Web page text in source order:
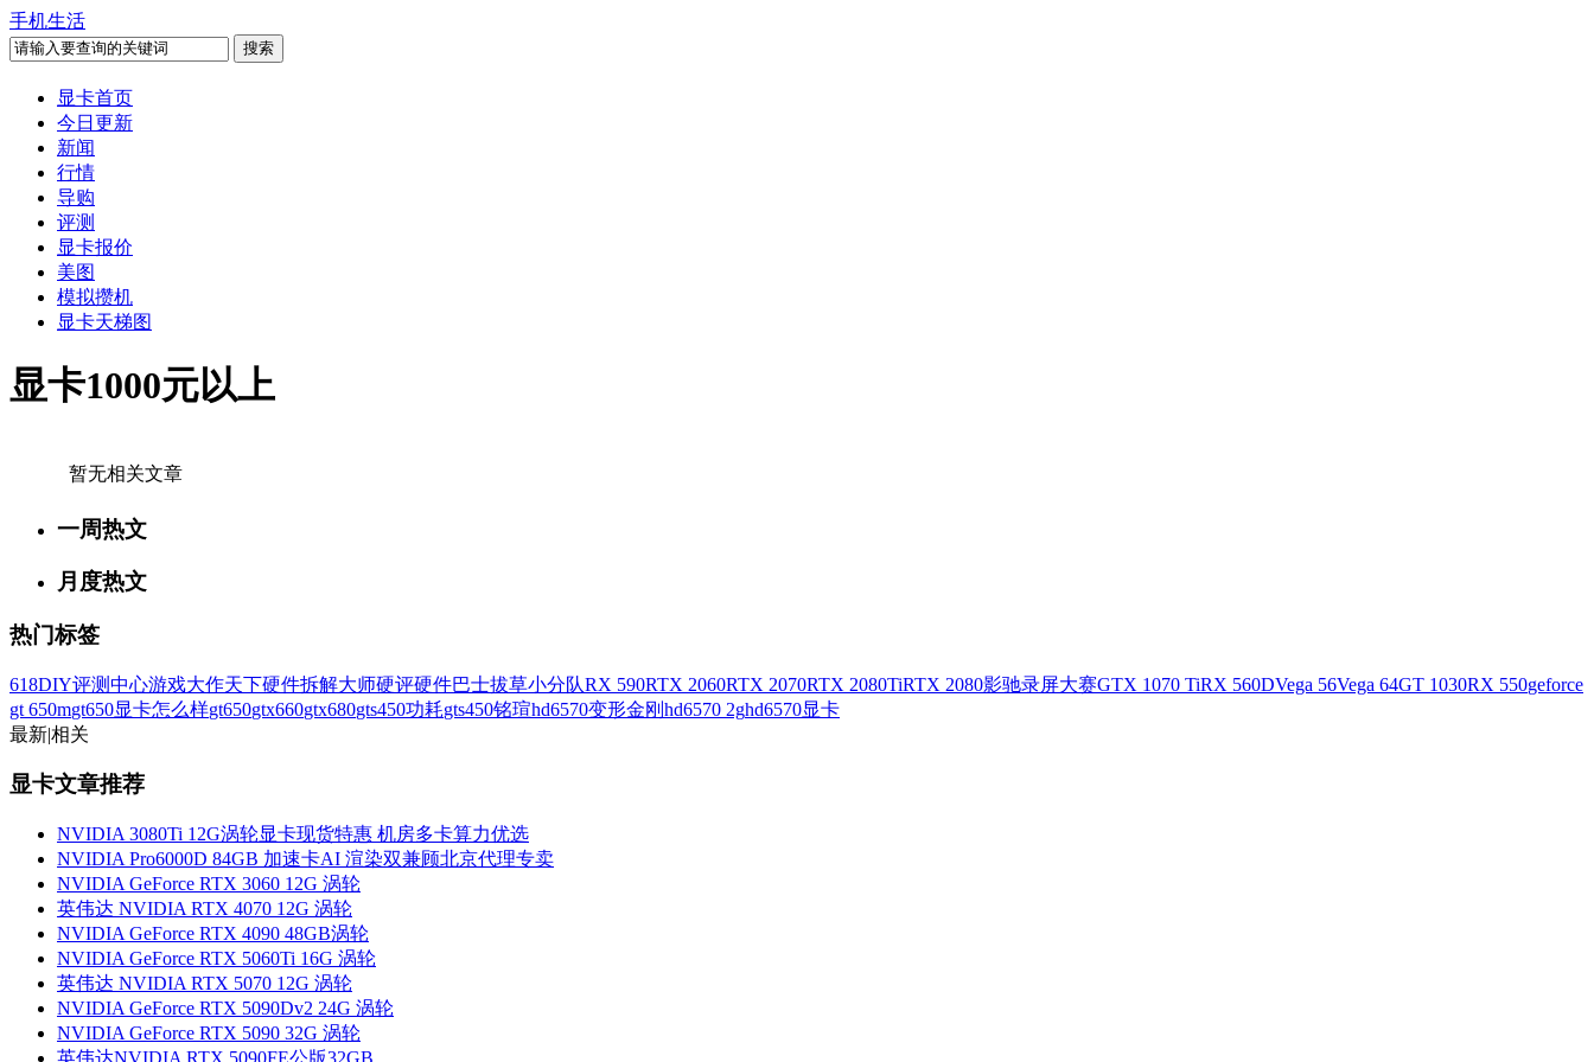
手机生活
显卡首页
今日更新
新闻
行情
导购
评测
显卡报价
美图
模拟攒机
显卡天梯图
显卡1000元以上
暂无相关文章
一周热文
月度热文
热门标签
618DIY评测中心游戏大作天下硬件拆解大师硬评硬件巴士拔草小分队RX 590RTX 2060RTX 2070RTX 2080TiRTX 2080影驰录屏大赛GTX 1070 TiRX 560DVega 56Vega 64GT 1030RX 550geforce
gt 650mgt650显卡怎么样gt650gtx660gtx680gts450功耗gts450铭瑄hd6570变形金刚 hd6570 2ghd6570显卡
最新|相关
显卡文章推荐
NVIDIA 3080Ti 12G涡轮显卡现货特惠 机房多卡算力优选
NVIDIA Pro6000D 84GB 加速卡AI 渲染双兼顾北京代理专卖
NVIDIA GeForce RTX 3060 12G 涡轮
英伟达 NVIDIA RTX 4070 12G 涡轮
NVIDIA GeForce RTX 4090 48GB涡轮
NVIDIA GeForce RTX 5060Ti 16G 涡轮
英伟达 NVIDIA RTX 5070 12G 涡轮
NVIDIA GeForce RTX 5090Dv2 24G 涡轮
NVIDIA GeForce RTX 5090 32G 涡轮